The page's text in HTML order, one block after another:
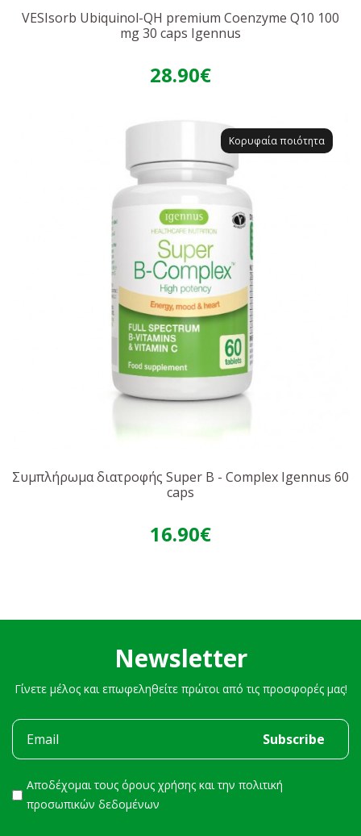
VESIsorb Ubiquinol-QH premium Coenzyme Q10 100
mg 30 caps Igennus
28.90€
Κορυφαία ποιότητα
Συμπλήρωμα διατροφής Super B - Complex Igennus 60
caps
16.90€
Newsletter
Γίνετε μέλος και επωφεληθείτε πρώτοι από τις προσφορές μας!
Αποδέχομαι τους όρους χρήσης και την πολιτική
προσωπικών δεδομένων